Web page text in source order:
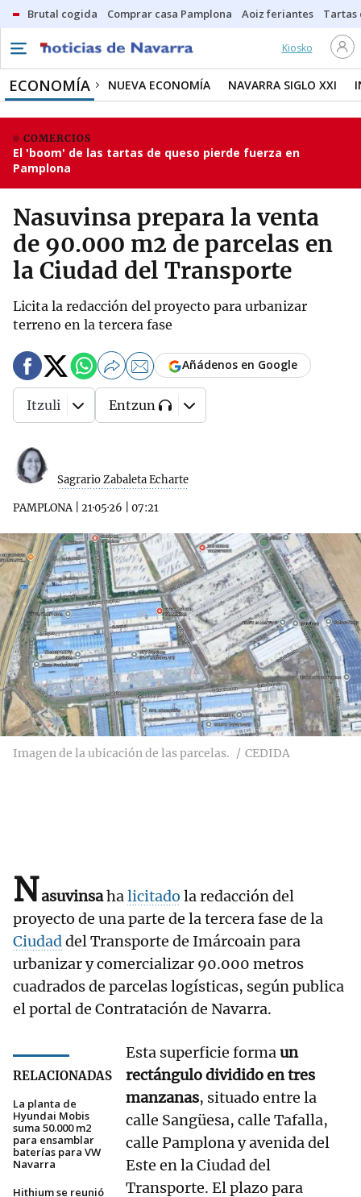
Brutal cogida Comprar casa Pamplona Aoiz feriantes Tartas
Kiosko
ECONOMÍA NUEVA ECONOMÍA NAVARRA SIGLO XXI
COMERCIOS
El 'boom' de las tartas de queso pierde fuerza en
Pamplona
Nasuvinsa prepara la venta
de 90.000 m2 de parcelas en
la Ciudad del Transporte
Licita la redacción del proyecto para urbanizar
terreno en la tercera fase
Sagrario Zabaleta Echarte
PAMPLONA| 21·05·26 07:21
Añádenos en Google
Itzuli Entzun
Imagen de la ubicación de las parcelas. CEDIDA
Nasuvinsahalicitado la redacción del
proyecto de una parte de la tercera fase de la
Ciudaddel Transporte de Imárcoain para
urbanizar y comercializar 90.000 metros
cuadrados de parcelas logísticas, según publica
el portal de Contratación de Navarra.
RELACIONADAS
La planta de
Hyundai Mobis
suma 50.000 m2
para ensamblar
baterías para VW
Navarra
Hithium se reunió
Esta superficie formaun
rectángulo dividido en tres
manzanas, situado entre la
calle Sangüesa, calle Tafalla,
calle Pamplona y avenida del
Este en la Ciudad del
Transporte. El plazo para